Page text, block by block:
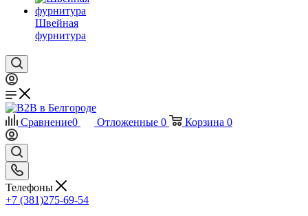
Швейная
фурнитура
Сравнение0 Отложенные 0 Корзина 0
Телефоны
+7 (381)275-69-54